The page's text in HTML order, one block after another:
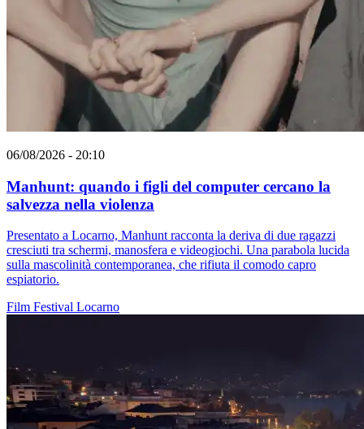
06/08/2026 - 20:10
Manhunt: quando i figli del computer cercano la
salvezza nella violenza
Presentato a Locarno, Manhunt racconta la deriva di due ragazzi
cresciuti tra schermi, manosfera e videogiochi. Una parabola lucida
sulla mascolinità contemporanea, che rifiuta il comodo capro
espiatorio.
Film Festival Locarno